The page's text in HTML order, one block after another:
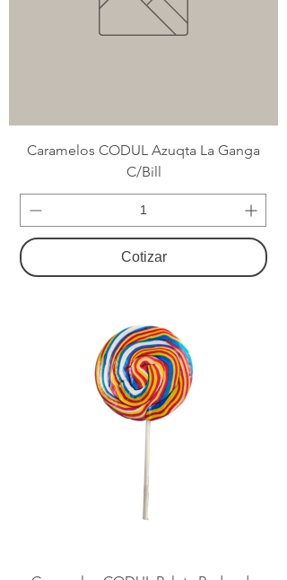
Caramelos CODUL Azuqta La Ganga
C/Bill
Cotizar